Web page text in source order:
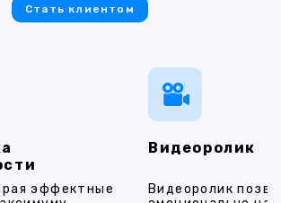
эффектные
Видеоролик
Видеоролик
Стать клиентом